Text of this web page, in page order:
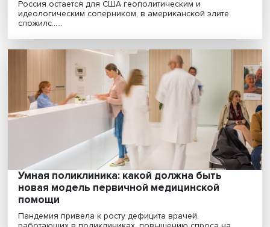
Международные санкции: эффективный
инструмент или способ сведения счетов?
У тех, кто попал под международные санкции,
быть возможность их оспорить. При этом нужны м......